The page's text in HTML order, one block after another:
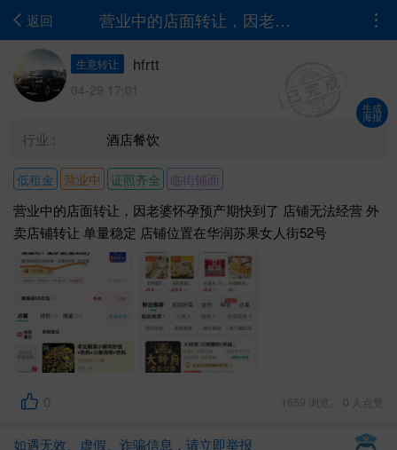
生成
海报
返回 营业中的店面转让，因老婆怀孕预产期快到了 店铺无法经营 外卖店铺转让 单量...
生意转让 hfrtt
04-29 17:01
行业 : 酒店餐饮
低租金 营业中 证照齐全 临街铺面
营业中的店面转让，因老婆怀孕预产期快到了 店铺无法经营 外
卖店铺转让 单量稳定 店铺位置在华润苏果女人街52号
0 1659 浏览、 0 人点赞
如遇无效、虚假、诈骗信息，请立即举报